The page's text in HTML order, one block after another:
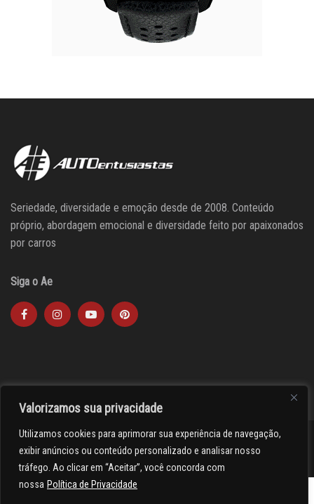
Valorizamos sua privacidade
Utilizamos cookies para aprimorar sua experiência de navegação,
exibir anúncios ou conteúdo personalizado e analisar nosso
tráfego. Ao clicar em “Aceitar”, você concorda com
nossa Política de Privacidade
Seriedade, diversidade e emoção desde de 2008. Conteúdo
próprio, abordagem emocional e diversidade feito por apaixonados
por carros
Siga o Ae
><(((º> 17